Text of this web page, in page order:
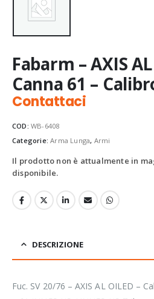
Fabarm – AXIS
Canna 61 –
Contattaci
COD: WB-6408
Categorie:Arma Lunga, Armi
Il prodotto non è attualmente in
disponibile.
DESCRIZIONE
Fuc. SV 20/76 – AXIS AL OILED –